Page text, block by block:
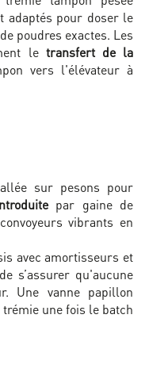
adaptés pour doser le
poudres exactes. Les
le transfert de la
vers l'élévateur à
sur pesons pour
par gaine de
vibrants en
avec amortisseurs et
s’assurer qu'aucune
Une vanne papillon
une fois le batch